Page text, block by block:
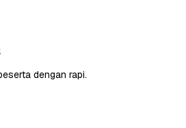
dengan rapi.